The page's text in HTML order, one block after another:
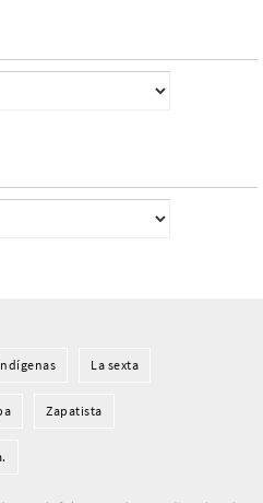
La sexta
Zapatista